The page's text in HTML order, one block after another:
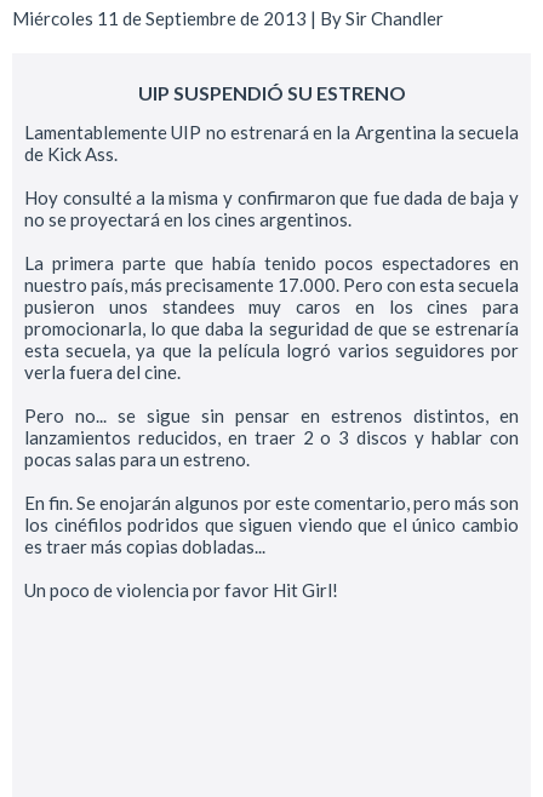
Miércoles 11 de Septiembre de 2013 | BySir Chandler
UIP SUSPENDIÓ SU ESTRENO
Lamentablemente UIP no estrenará en la Argentina la secuela
de Kick Ass.
Hoy consulté a la misma y confirmaron que fue dada de baja y
no se proyectará en los cines argentinos.
La primera parte que había tenido pocos espectadores en
nuestro país, más precisamente 17.000. Pero con esta secuela
pusieron unos standees muy caros en los cines para
promocionarla, lo que daba la seguridad de que se estrenaría
esta secuela, ya que la película logró varios seguidores por
verla fuera del cine.
Pero no... se sigue sin pensar en estrenos distintos, en
lanzamientos reducidos, en traer 2 o 3 discos y hablar con
pocas salas para un estreno.
En fin. Se enojarán algunos por este comentario, pero más son
los cinéfilos podridos que siguen viendo que el único cambio
es traer más copias dobladas...
Un poco de violencia por favor Hit Girl!